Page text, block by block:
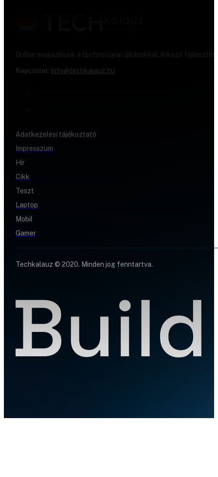
Online magazinunk a technológiai újításokkal, érkező
Kapcsolat: info@techkalauz.hu
Adatkezelési tájékoztató
Impresszum
Hír
Cikk
Teszt
Laptop
Mobil
Gamer
Techkalauz © 2020. Minden jog fenntartva.